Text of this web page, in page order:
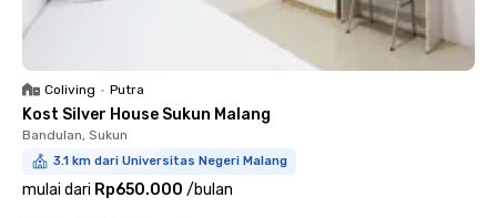
Coliving • Putra
Kost Silver House Sukun Malang
Bandulan, Sukun
3.1 km dari Universitas Negeri Malang
mulai dari Rp650.000 /bulan